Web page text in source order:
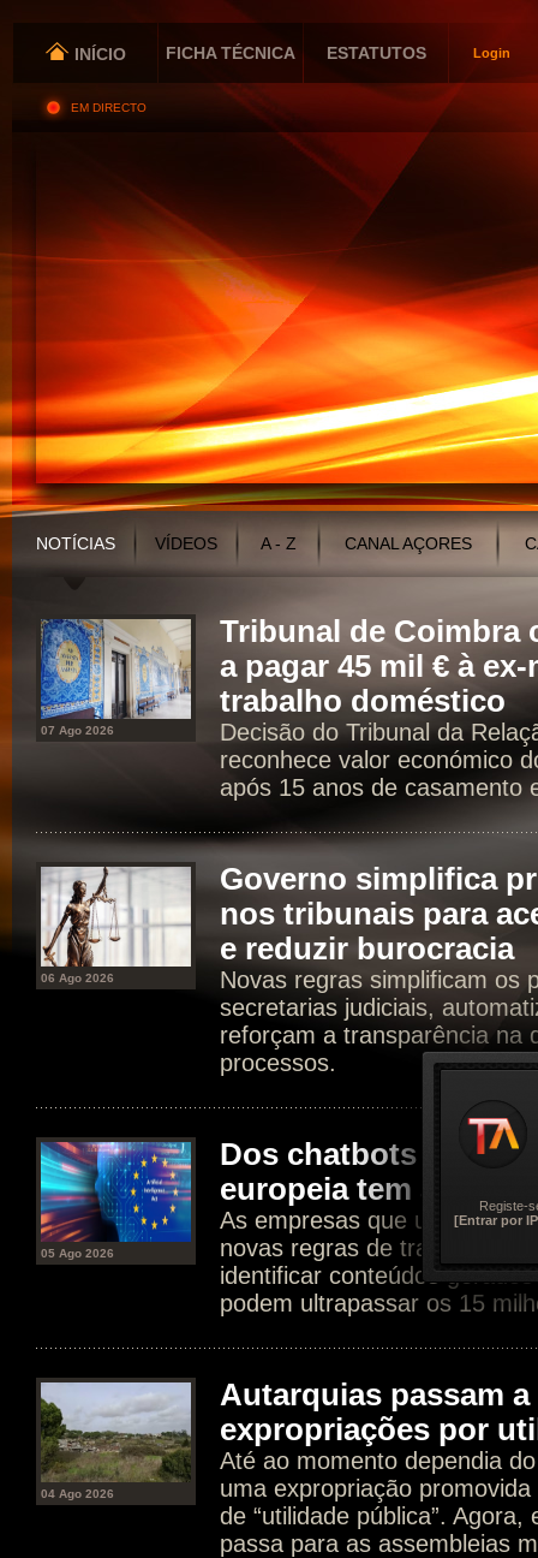
INÍCIO FICHA TÉCNICA ESTATUTOS Login
EM DIRECTO
NOTÍCIAS VÍDEOS A - Z CANAL AÇORES
07 Ago 2026
Tribunal de Coimbra
a pagar 45 mil € à
trabalho doméstico
Decisão do Tribunal da
reconhece valor económico
após 15 anos de casamento
06 Ago 2026
Governo simplifica
nos tribunais para
e reduzir burocracia
Novas regras simplificam os
secretarias judiciais,
reforçam a transparência na
processos.
05 Ago 2026
Dos chatbots aos
europeia tem agora
As empresas que usam IA
novas regras de
identificar conteúdos
podem ultrapassar os 15
04 Ago 2026
Autarquias passam
expropriações por
Até ao momento dependia
uma expropriação
de “utilidade pública”. Agora,
passa para as assembleias
Registe-
[Entrar por